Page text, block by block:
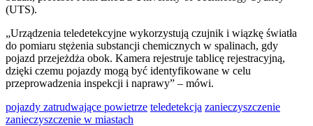
(UTS).
„Urządzenia teledetekcyjne wykorzystują czujnik i wiązkę światła
do pomiaru stężenia substancji chemicznych w spalinach, gdy
pojazd przejeżdża obok. Kamera rejestruje tablicę rejestracyjną,
dzięki czemu pojazdy mogą być identyfikowane w celu
przeprowadzenia inspekcji i naprawy” – mówi.
pojazdy zatrudwające powietrze teledetekcja zanieczyszczenie
zanieczyszczenie w miastach